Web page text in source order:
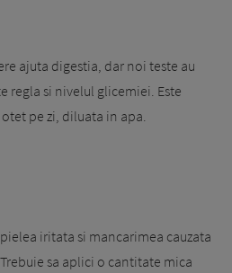
ajuta digestia, dar noi teste au
regla si nivelul glicemiei. Este
pe zi, diluata in apa.
iritata si mancarimea cauzata
sa aplici o cantitate mica